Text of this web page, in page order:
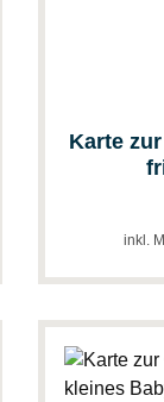
Karte
inkl.